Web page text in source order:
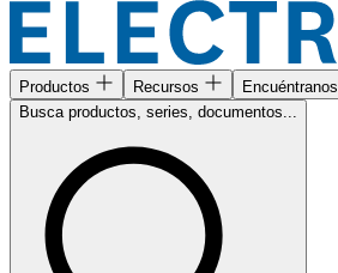
Productos Recursos
Encuéntranos
Busca productos, series, documentos...